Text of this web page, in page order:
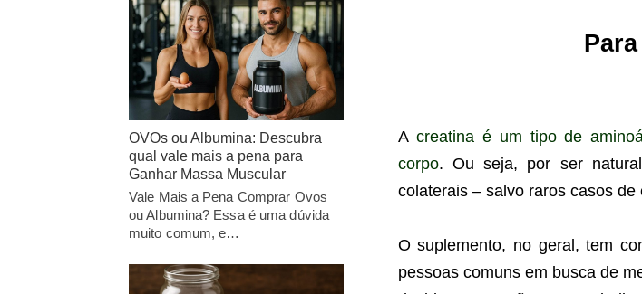
A creatina é um tipo de
corpo. Ou seja, por ser
colaterais – salvo raros casos de
O suplemento, no geral, tem
pessoas comuns em busca de
OVOs ou Albumina: Descubra
qual vale mais a pena para
Ganhar Massa Muscular
Vale Mais a Pena Comprar Ovos
ou Albumina? Essa é uma dúvida
muito comum, e…